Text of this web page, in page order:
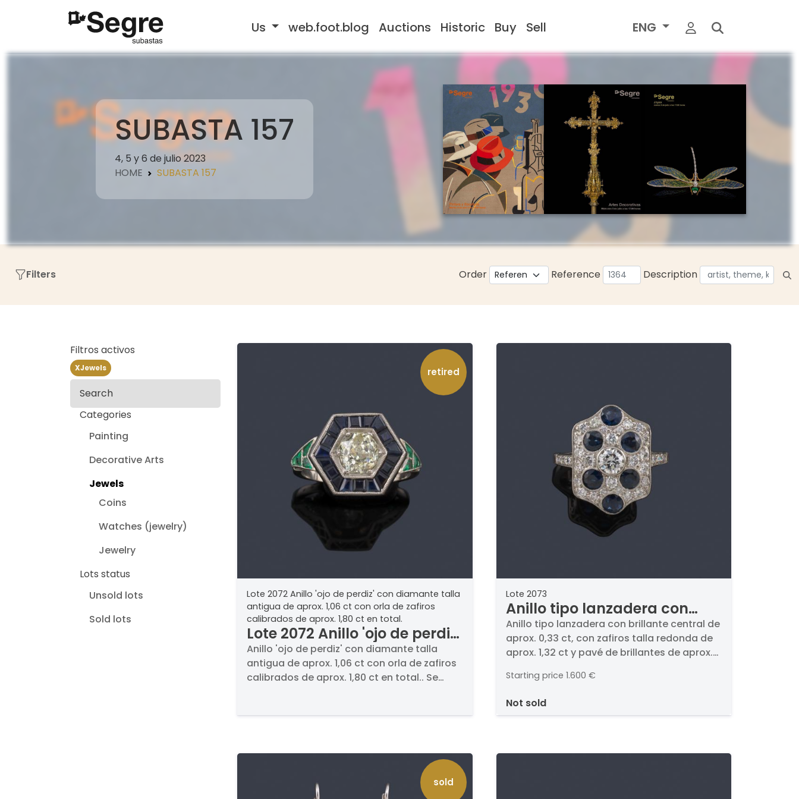
Us web.foot.blog Auctions Historic Buy Sell ENG
SUBASTA 157
4, 5 y 6 de julio 2023
HOME
SUBASTA 157
Filters Order Reference Description
Filtros activos
XJewels
Search
Categories
Painting
Decorative Arts
Jewels
Coins
Watches (jewelry)
Jewelry
Lots status
Unsold lots
Sold lots
retired
Lote 2072 Anillo 'ojo de perdiz' con diamante talla
antigua de aprox. 1,06 ct con orla de zafiros
calibrados de aprox. 1,80 ct en total.
Lote 2072 Anillo 'ojo de perdiz'
con diamante talla antigua
de aprox. 1,06 ct con orla de
zafiros calibrados de aprox.
Anillo 'ojo de perdiz' con diamante talla
antigua de aprox. 1,06 ct con orla de zafiros
calibrados de aprox. 1,80 ct en total.. Se
Lote 2073
Anillo tipo lanzadera con
brillante central de aprox.
0,33 ct, con zafiros talla
redonda de aprox. 1,32 ct y
pavé de brillantes de aprox.
Anillo tipo lanzadera con brillante central de
aprox. 0,33 ct, con zafiros talla redonda de
aprox. 1,32 ct y pavé de brillantes de aprox.
de 18K.
Starting price 1.600 €
not sold
sold